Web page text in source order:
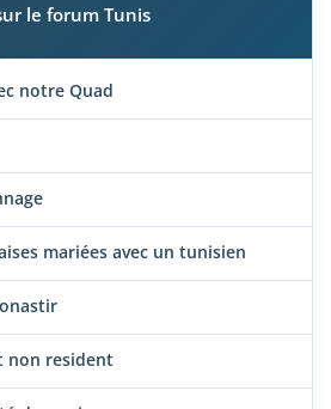
le forum Tunis
notre Quad
mariées avec un tunisien
non resident